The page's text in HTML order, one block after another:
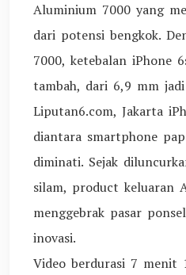
Aluminium 7000 yang
dari potensi bengkok.
7000, ketebalan iPhone
tambah, dari 6,9 mm
Liputan6.com, Jakarta
diantara smartphone
diminati. Sejak
silam, product keluaran
menggebrak pasar
inovasi.
Video berdurasi 7 menit